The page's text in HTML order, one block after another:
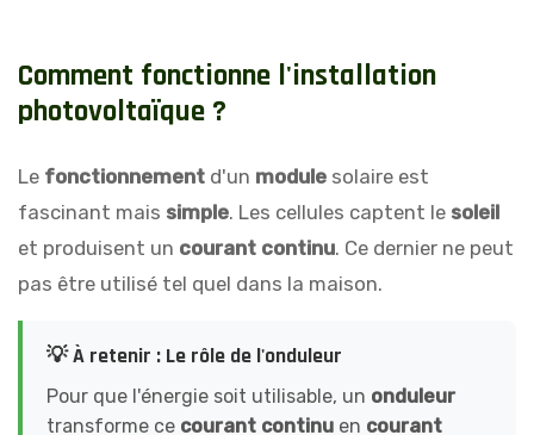
Comment fonctionne l'installation
photovoltaïque ?
Le fonctionnement d'un module solaire est
fascinant mais simple. Les cellules captent le soleil
et produisent un courant continu. Ce dernier ne peut
pas être utilisé tel quel dans la maison.
💡 À retenir : Le rôle de l'onduleur
Pour que l'énergie soit utilisable, un onduleur
transforme ce courant continu en courant